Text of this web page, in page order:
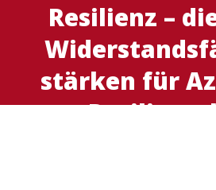
Resilienz –
stärken für